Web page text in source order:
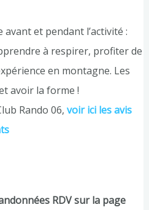
et pendant l’activité :
à respirer, profiter de
en montagne. Les
avoir la forme !
Rando 06, voir ici les avis
RDV sur la page